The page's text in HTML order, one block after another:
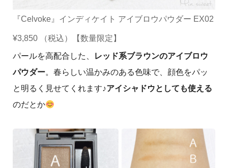
『Celvoke』インディケイト アイブロウパウダー EX02
¥3,850 （税込）【数量限定】
パールを高配合した、
レッド系ブラウンのアイブロウ
パウダー。 春らしい温かみのある色味で、顔色をパッ
と明るく見せてくれます♪アイシャドウとしても使える
のだとか